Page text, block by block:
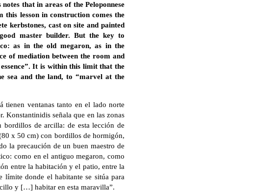
that in areas of the Peloponnese
this lesson in construction comes the
kerbstones, cast on site and painted
master builder. But the key to
as in the old megaron, as in the
of mediation between the room and
It is within this limit that the
sea and the land, to “marvel at the
tienen ventanas tanto en el lado norte
Konstantinidis señala que en las zonas
bordillos de arcilla: de esta lección de
x 50 cm) con bordillos de hormigón,
la precaución de un buen maestro de
como en el antiguo megaron, como
entre la habitación y el patio, entre la
límite donde el habitante se sitúa para
y […] habitar en esta maravilla”.